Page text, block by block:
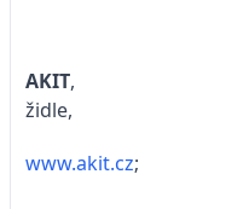
AKIT,
židle,
www.akit.cz;